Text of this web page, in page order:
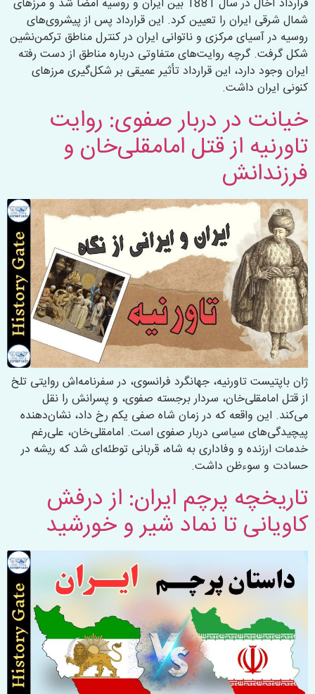
قرارداد آخال در سال 1881 بین ایران و روسیه امضا شد و مرزهای
شمال شرقی ایران را تعیین کرد. این قرارداد پس از پیشروی‌های
روسیه در آسیای مرکزی و ناتوانی ایران در کنترل مناطق ترکمن‌نشین
شکل گرفت. گرچه روایت‌های متفاوتی درباره مناطق از دست رفته
ایران وجود دارد، این قرارداد تأثیر عمیقی بر شکل‌گیری مرزهای
کنونی ایران داشت.
خیانت در دربار صفوی: روایت
تاورنیه از قتل امامقلی‌خان و
فرزندانش
ژان باپتیست تاورنیه، جهانگرد فرانسوی، در سفرنامه‌اش روایتی تلخ
از قتل امامقلی‌خان، سردار برجسته صفوی، و پسرانش را نقل
می‌کند. این واقعه که در زمان شاه صفی یکم رخ داد، نشان‌دهنده
پیچیدگی‌های سیاسی دربار صفوی است. امامقلی‌خان، علی‌رغم
خدمات ارزنده و وفاداری به شاه، قربانی توطئه‌ای شد که ریشه در
حسادت و سوءظن داشت.
تاریخچه پرچم ایران: از درفش
کاویانی تا نماد شیر و خورشید